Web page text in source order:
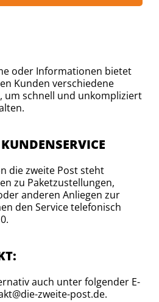
oder Informationen bietet
Kunden verschiedene
um schnell und unkompliziert
die zweite Post steht
zu Paketzustellungen,
anderen Anliegen zur
den Service telefonisch
auch unter folgender E-
zweite-post.de.